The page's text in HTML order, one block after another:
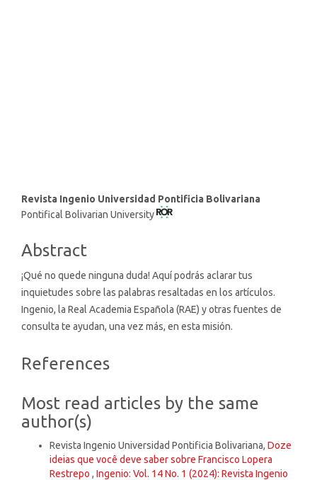
Main
Article
Revista Ingenio Universidad Pontificia Bolivariana
Pontifical Bolivarian University
Abstract
¡Qué no quede ninguna duda! Aquí podrás aclarar tus
inquietudes sobre las palabras resaltadas en los artículos.
Ingenio, la Real Academia Española (RAE) y otras fuentes de
consulta te ayudan, una vez más, en esta misión.
Article
References
Most read articles by the same
author(s)
Revista Ingenio Universidad Pontificia Bolivariana, Doze
ideias que você deve saber sobre Francisco Lopera
Restrepo , Ingenio: Vol. 14 No. 1 (2024): Revista Ingenio